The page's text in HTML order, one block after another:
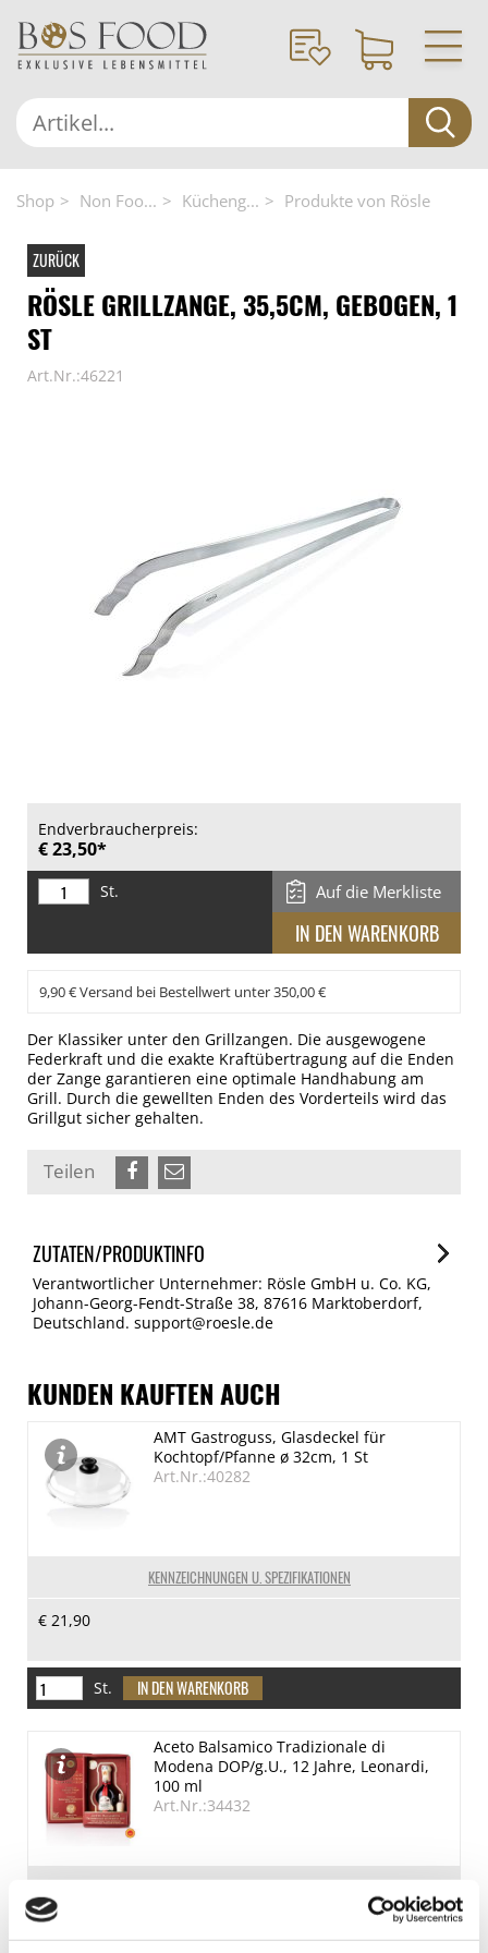
Shop Non Foo... Kücheng... Produkte von Rösle
ZURÜCK
RÖSLE GRILLZANGE, 35,5CM, GEBOGEN, 1
ST
Art.Nr.:46221
Endverbraucherpreis:
€ 23,50*
St. Auf die Merkliste
9,90 € Versand bei Bestellwert unter 350,00 €
Der Klassiker unter den Grillzangen. Die ausgewogene
Federkraft und die exakte Kraftübertragung auf die Enden
der Zange garantieren eine optimale Handhabung am
Grill. Durch die gewellten Enden des Vorderteils wird das
Grillgut sicher gehalten.
Teilen
ZUTATEN/PRODUKTINFO
Verantwortlicher Unternehmer: Rösle GmbH u. Co. KG,
Johann-Georg-Fendt-Straße 38, 87616 Marktoberdorf,
Deutschland. support@roesle.de
KUNDEN KAUFTEN AUCH
KENNZEICHNUNGEN U. SPEZIFIKATIONEN
AMT Gastroguss, Glasdeckel für
Kochtopf/Pfanne ø 32cm, 1 St
Art.Nr.:40282
€ 21,90
St.
LEBENSMITTELKENNZEICHNUNGEN
Aceto Balsamico Tradizionale di
Modena DOP/g.U., 12 Jahre, Leonardi,
100 ml
Art.Nr.:34432
€ 65,40